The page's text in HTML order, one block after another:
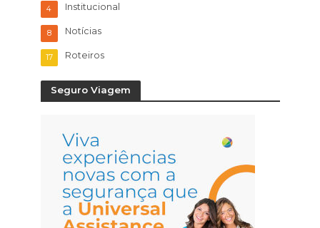
Institucional
4
Notícias
8
Roteiros
17
Seguro Viagem